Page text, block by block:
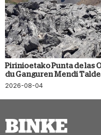
Pirinioetako Punta de las
du Ganguren Mendi
2026-08-04